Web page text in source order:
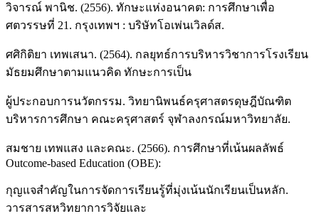
วิจารณ์ พานิช. (2556). ทักษะแห่งอนาคต: การศึกษาเพื่อ
ศตวรรษที่ 21. กรุงเทพฯ : บริษัทโอเพ่นเวิลด์ส.
ศศิกิติยา เทพเสนา. (2564). กลยุทธ์การบริหารวิชาการโรงเรียน
มัธยมศึกษาตามแนวคิด ทักษะการเป็น
ผู้ประกอบการนวัตกรรม. วิทยานิพนธ์ครุศาสตรดุษฎีบัณฑิต
บริหารการศึกษา คณะครุศาสตร์ จุฬาลงกรณ์มหาวิทยาลัย.
สมชาย เทพแสง และคณะ. (2566). การศึกษาที่เน้นผลลัพธ์
Outcome-based Education (OBE):
กุญแจสำคัญในการจัดการเรียนรู้ที่มุ่งเน้นนักเรียนเป็นหลัก.
วารสารสหวิทยาการวิจัยและ